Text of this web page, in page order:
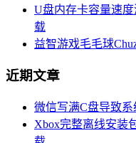
U盘内存卡容量速度
载
益智游戏毛毛球
近期文章
微信写满C盘导致
Xbox完整离线安装